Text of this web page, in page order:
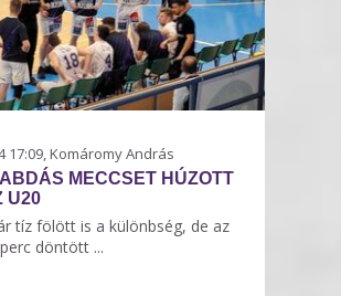
17:09, Komáromy András
MECCSET HÚZOTT
U20
tíz fölött is a különbség, de az
döntött ...